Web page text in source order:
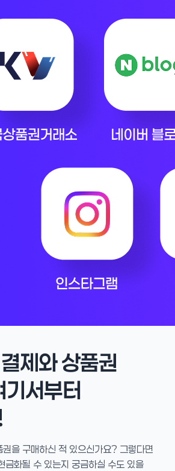
제와 상품권
서부터
을 구매하신 적 있으신가요? 그렇다면
금화될 수 있는지 궁금하실 수도 있을